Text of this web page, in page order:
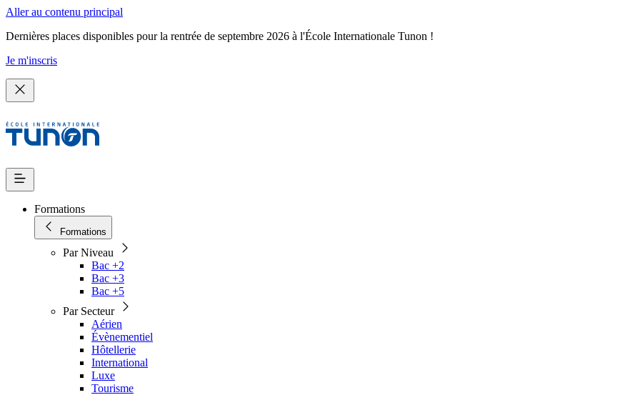
Aller au contenu principal
Dernières places disponibles pour la rentrée de septembre 2026 à l'École Internationale Tunon !
Je m'inscris
Formations
Formations
Par Niveau
Bac +2
Bac +3
Bac +5
Par Secteur
Aérien
Évènementiel
Hôtellerie
International
Luxe
Tourisme